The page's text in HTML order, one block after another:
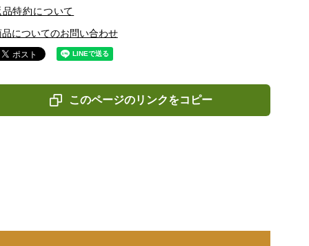
品特約について
品についてのお問い合わせ
このページのリンクをコピー